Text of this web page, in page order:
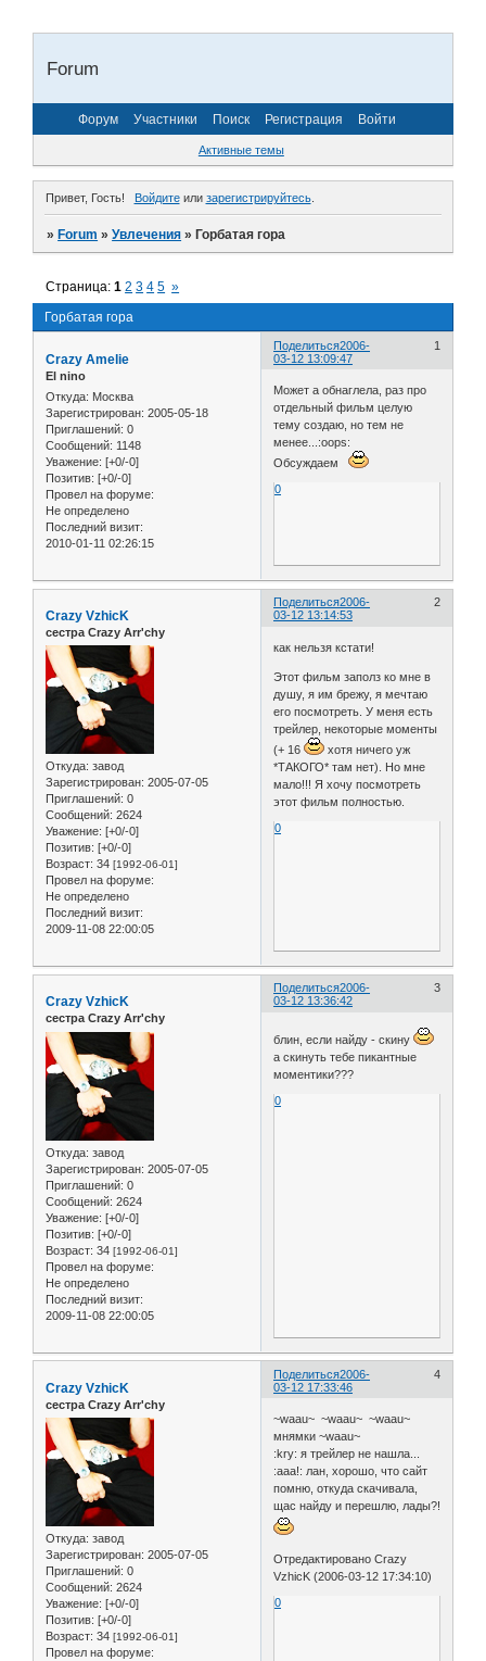
Forum
Форум Участники Поиск Регистрация Войти
Активные темы
Привет, Гость! Войдитеили зарегистрируйтесь.
»Forum »Увлечения »Горбатая гора
Горбатая гора
Страница:1 2 3 4 5 »
Поделиться 1
2006-
03-12 13:09:47
Crazy Amelie
El nino
Откуда: Москва
Зарегистрирован: 2005-05-18
Приглашений: 0
Сообщений: 1148
Уважение: [+0/-0]
Позитив: [+0/-0]
Провел на форуме:
Не определено
Последний визит:
2010-01-11 02:26:15
Может а обнаглела, раз про
отдельный фильм целую
тему создаю, но тем не
менее...:oops:
Обсуждаем
0
Поделиться 2
2006-
03-12 13:14:53
Crazy VzhicK
сестра Crazy Arr'chy
Откуда: завод
Зарегистрирован: 2005-07-05
Приглашений: 0
Сообщений: 2624
Уважение: [+0/-0]
Позитив: [+0/-0]
Возраст: 34 [1992-06-01]
Провел на форуме:
Не определено
Последний визит:
2009-11-08 22:00:05
как нельзя кстати!
Этот фильм заполз ко мне в
душу, я им брежу, я мечтаю
его посмотреть. У меня есть
трейлер, некоторые моменты
(+ 16
хотя ничего уж
*ТАКОГО* там нет). Но мне
мало!!! Я хочу посмотреть
этот фильм полностью.
0
Поделиться 3
2006-
03-12 13:36:42
Crazy VzhicK
сестра Crazy Arr'chy
Откуда: завод
Зарегистрирован: 2005-07-05
Приглашений: 0
Сообщений: 2624
Уважение: [+0/-0]
Позитив: [+0/-0]
Возраст: 34 [1992-06-01]
Провел на форуме:
Не определено
Последний визит:
2009-11-08 22:00:05
блин, если найду - скину
а скинуть тебе пикантные
моментики???
0
Поделиться 4
2006-
03-12 17:33:46
Crazy VzhicK
сестра Crazy Arr'chy
Откуда: завод
Зарегистрирован: 2005-07-05
Приглашений: 0
Сообщений: 2624
Уважение: [+0/-0]
Позитив: [+0/-0]
Возраст: 34 [1992-06-01]
Провел на форуме:
~waau~ ~waau~ ~waau~
мнямки ~waau~
:kry: я трейлер не нашла...
:aaa!: лан, хорошо, что сайт
помню, откуда скачивала,
щас найду и перешлю, лады?!
Отредактировано Crazy
VzhicK (2006-03-12 17:34:10)
0